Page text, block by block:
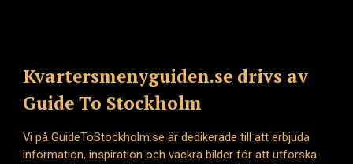
Kvartersmenyguiden.se drivs av
Guide To Stockholm
Vi på GuideToStockholm.se är dedikerade till att erbjuda
information, inspiration och vackra bilder för att utforska